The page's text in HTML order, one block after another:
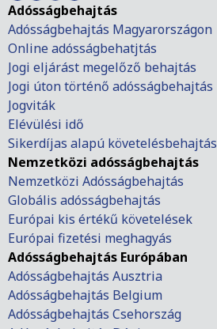
Adósságbehajtás
Adósságbehajtás Magyarországon
Online adósságbehatjtás
Jogi eljárást megelőző behajtás
Jogi úton történő adósságbehajtás
Jogviták
Elévülési idő
Sikerdíjas alapú követelésbehajtás
Nemzetközi adósságbehajtás
Nemzetközi Adósságbehajtás
Globális adósságbehajtás
Európai kis értékű követelések
Európai fizetési meghagyás
Adósságbehajtás Európában
Adósságbehajtás Ausztria
Adósságbehajtás Belgium
Adósságbehajtás Csehország